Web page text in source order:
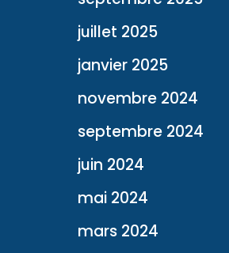
juillet 2025
janvier 2025
novembre 2024
septembre 2024
juin 2024
mai 2024
mars 2024